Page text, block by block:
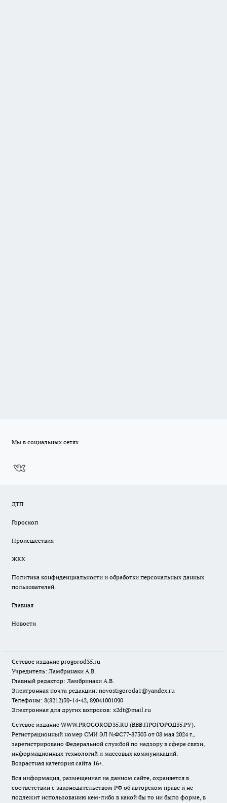
Мы в социальных сетях
ДТП
Гороскоп
Происшествия
ЖКХ
Политика конфиденциальности и обработки персональных данных
пользователей.
Главная
Новости
Сетевое издание progorod35.ru
Учредитель: Ламбринаки А.В.
Главный редактор: Ламбринаки А.В.
Электронная почта редакции: novostigoroda1@yandex.ru
Телефоны: 8(8212)39-14-42, 89041001090
Электронная для других вопросов: x2dt@mail.ru
Сетевое издание WWW.PROGOROD35.RU (ВВВ.ПРОГОРОД35.РУ).
Регистрационный номер СМИ ЭЛ №ФС77-87303 от 08 мая 2024 г.,
зарегистрировано Федеральной службой по надзору в сфере связи,
информационных технологий и массовых коммуникаций.
Возрастная категория сайта 16+.
Вся информация, размещенная на данном сайте, охраняется в
соответствии с законодательством РФ об авторском праве и не
подлежит использованию кем-либо в какой бы то ни было форме, в